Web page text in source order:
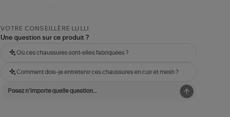
VOTRE CONSEILLÈRE LULLI
Une question sur ce produit ?
Où ces chaussures sont-elles fabriquées ?
Comment dois-je entretenir ces chaussures en cuir et mesh ?